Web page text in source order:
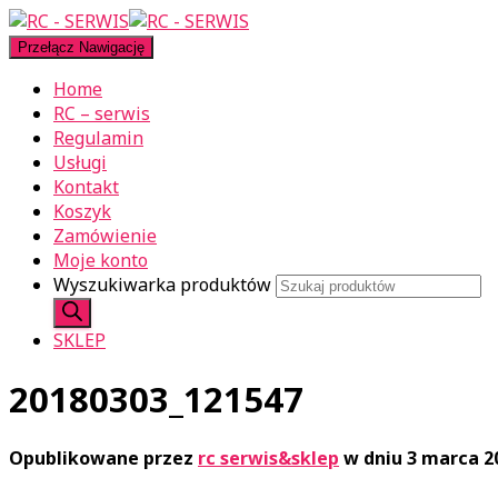
Przełącz Nawigację
Home
RC – serwis
Regulamin
Usługi
Kontakt
Koszyk
Zamówienie
Moje konto
Wyszukiwarka produktów
SKLEP
20180303_121547
Opublikowane przez rc serwis&sklep w dniu 3 marca